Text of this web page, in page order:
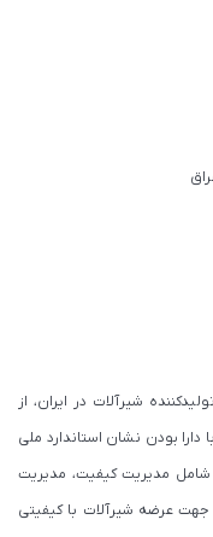
شیرآلات در ایران، از
بودن نشان استاندارد ملی
ایران و گواهینامه های استاندارد بین المللی ISO شامل مدیریت کیفیت، مدیریت
عرضه شیرآلات با کیفیتی